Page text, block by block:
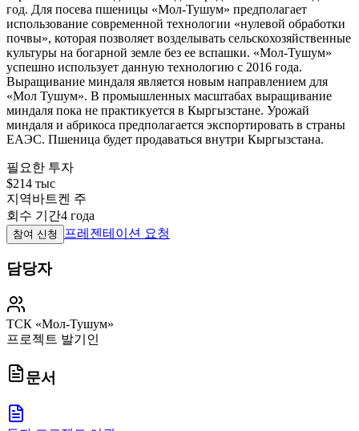
год. Для посева пшеницы «Мол-Тушум» предполагает
использование современной технологии «нулевой обработки
почвы», которая позволяет возделывать сельскохозяйственные
культуры на богарной земле без ее вспашки. «Мол-Тушум»
успешно использует данную технологию с 2016 года.
Выращивание миндаля является новым направлением для
«Мол Тушум». В промышленных масштабах выращивание
миндаля пока не практикуется в Кыргызстане. Урожай
миндаля и абрикоса предполагается экспортировать в страны
ЕАЭС. Пшеница будет продаваться внутри Кыргызстана.
필요한 투자
$214 тыс
지역바트켄 주
회수 기간4 года
참여 신청 프레젠테이션 요청
담당자
ТСК «Мол-Тушум»
프로젝트 발기인
문서